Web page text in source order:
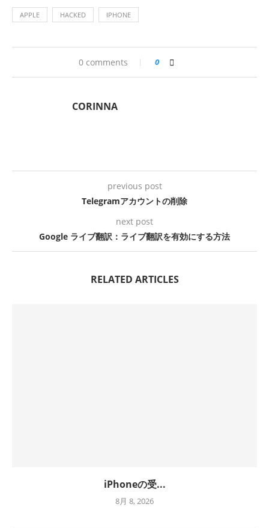
APPLE HACKED IPHONE
0 comments 0
CORINNA
previous post
Telegramアカウントの削除
next post
Google ライブ翻訳：ライブ翻訳を有効にする方法
RELATED ARTICLES
iPhoneの受...
8月 8, 2026